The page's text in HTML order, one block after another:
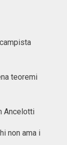
teoremi
Ancelotti
non ama i